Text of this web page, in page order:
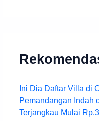
Ini Dia Daftar Villa di
Pemandangan Indah
Terjangkau Mulai